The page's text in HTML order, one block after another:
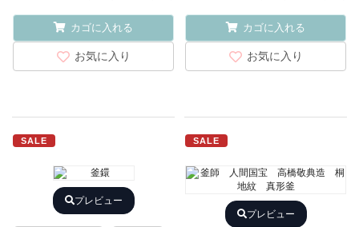
カゴに入れる
お気に入り
カゴに入れる
お気に入り
SALE
プレビュー
SALE
プレビュー